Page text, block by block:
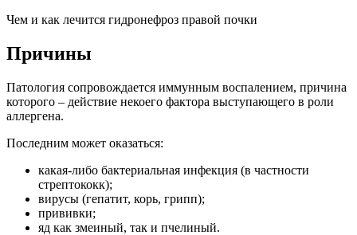
Чем и как лечится гидронефроз правой почки
Причины
Патология сопровождается иммунным воспалением, причина
которого – действие некоего фактора выступающего в роли
аллергена.
Последним может оказаться:
какая-либо бактериальная инфекция (в частности
стрептококк);
вирусы (гепатит, корь, грипп);
прививки;
яд как змеиный, так и пчелиный.